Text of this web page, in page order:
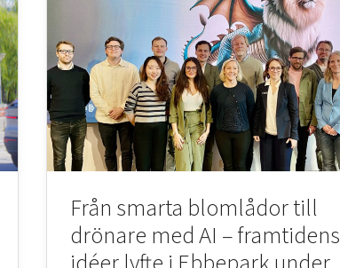
Från smarta blomlådor till
drönare med AI – framtidens